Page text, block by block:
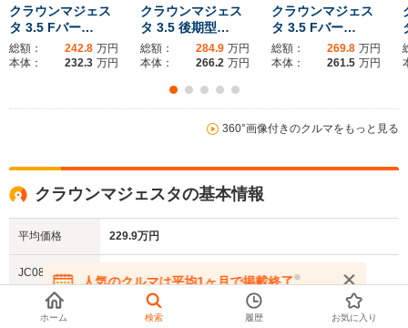
燃費
駆動方式
ホイールベース
-m
FR
ホイールベース
-m
FR、4WD
ホイー
FR、4WD
クラウンマジェス
タ 3.5 Fバー…
総額： 242.8 万円
本体：
232.3 万円
クラウンマジェス
タ 3.5 後期型…
総額： 284.9 万円
本体：
266.2 万円
クラウンマジェス
タ 3.5 Fバー…
総額： 269.8 万円
本体：
261.5 万円
360°画像付きのクルマをもっと見る
クラウンマジェスタの基本情報
平均価格 229.9万円
JC08モード
18.2～19km/L
人気のクルマは平均1ヶ月で掲載終了※
在庫が無くなる前にお問い合わせください
ホーム 検索 履歴 お気に入り